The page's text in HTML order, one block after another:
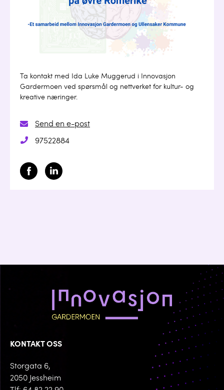
Ta kontakt med Ida Luke Muggerud i Innovasjon
Gardermoen ved spørsmål og nettverket for kultur- og
kreative næringer.
Send en e-post
97522884
KONTAKT OSS
Storgata 6,
2050 Jessheim